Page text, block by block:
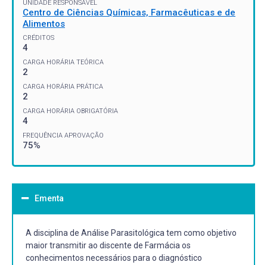
UNIDADE RESPONSÁVEL
Centro de Ciências Químicas, Farmacêuticas e de
Alimentos
CRÉDITOS
4
CARGA HORÁRIA TEÓRICA
2
CARGA HORÁRIA PRÁTICA
2
CARGA HORÁRIA OBRIGATÓRIA
4
FREQUÊNCIA APROVAÇÃO
75%
Ementa
A disciplina de Análise Parasitológica tem como objetivo
maior transmitir ao discente de Farmácia os
conhecimentos necessários para o diagnóstico